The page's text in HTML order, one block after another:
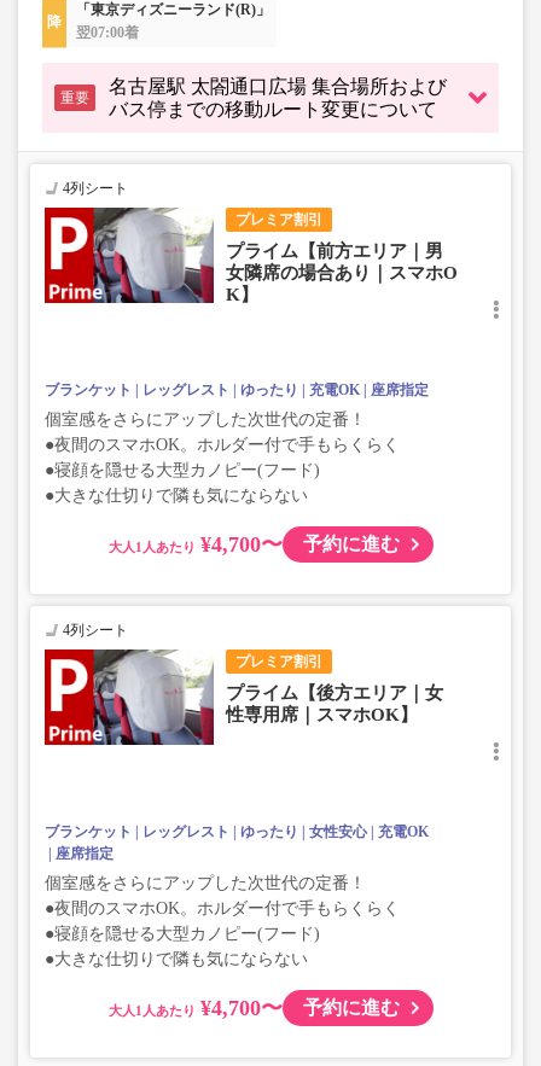
「東京ディズニーランド(R)」
翌07:00着
重要
名古屋駅 太閤通口広場 集合場所および
バス停までの移動ルート変更について
プレミア割引
4列シート
プライム【前方エリア｜男
女隣席の場合あり｜スマホO
K】
ブランケット レッグレスト ゆったり 充電OK 座席指定
個室感をさらにアップした次世代の定番！
●夜間のスマホOK。ホルダー付で手もらくらく
●寝顔を隠せる大型カノピー(フード)
●大きな仕切りで隣も気にならない
大人 ¥4,700〜 予約に進む
プレミア割引
4列シート
プライム【後方エリア｜女
性専用席｜スマホOK】
ブランケット レッグレスト ゆったり 女性安心
充電OK
座席指定
個室感をさらにアップした次世代の定番！
●夜間のスマホOK。ホルダー付で手もらくらく
●寝顔を隠せる大型カノピー(フード)
●大きな仕切りで隣も気にならない
大人 ¥4,700〜 予約に進む